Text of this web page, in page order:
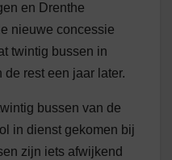
en Drenthe
nieuwe concessie
twintig bussen in
rest een jaar later.
bussen van de
in dienst gekomen bij
zijn iets afwijkend